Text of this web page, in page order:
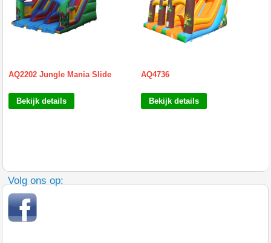
AQ2202 Jungle Mania Slide
Bekijk details
AQ4736
Bekijk details
Volg ons op: